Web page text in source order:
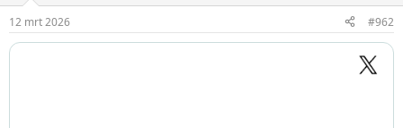
n
g
12 mrt 2026 #962